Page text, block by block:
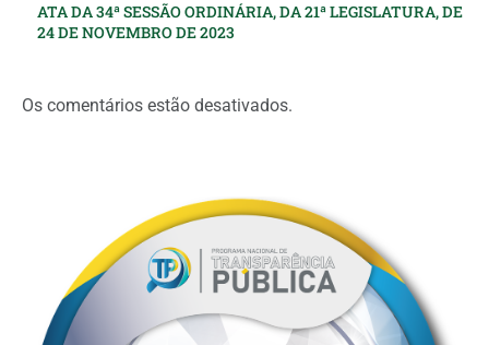
ATA DA 34ª SESSÃO ORDINÁRIA, DA 21ª LEGISLATURA, DE
24 DE NOVEMBRO DE 2023
Os comentários estão desativados.